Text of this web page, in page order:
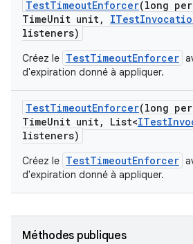
TestTimeoutEnforcer(long per
TimeUnit unit, ITest
listeners)
Créez le TestTimeoutEnforcer
d'expiration donné à appliquer.
TestTimeoutEnforcer(long per
TimeUnit unit, List<ITest
listeners)
Créez le TestTimeoutEnforcer
d'expiration donné à appliquer.
Méthodes publiques